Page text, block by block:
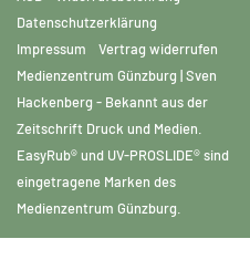
Datenschutzerklärung
Impressum
Vertrag widerrufen
Medienzentrum Günzburg | Sven
Hackenberg - Bekannt aus der
Zeitschrift Druck und Medien.
EasyRub® und UV-PROSLIDE® sind
eingetragene Marken des
Medienzentrum Günzburg.